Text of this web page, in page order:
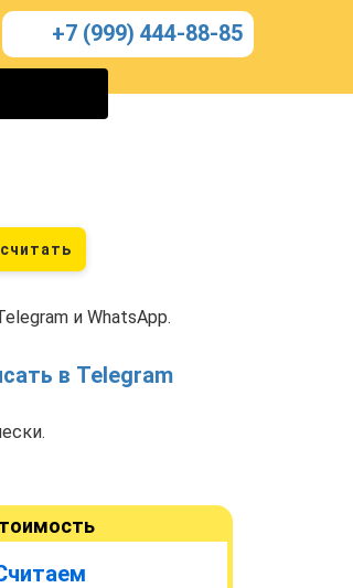
+7 (999) 444-88-85
и WhatsApp.
в Telegram